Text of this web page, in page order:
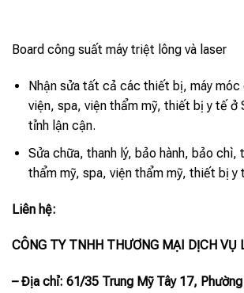
Board công suất máy triệt lông và laser
Nhận sửa tất cả các thiết bị, máy móc
viện, spa, viện thẩm mỹ, thiết bị y tế ở
tỉnh lận cận.
Sửa chữa, thanh lý, bảo hành, bảo chì,
thẩm mỹ, spa, viện thẩm mỹ, thiết bị
Liên hệ:
CÔNG TY TNHH THƯƠNG MẠI DỊCH VỤ
– Địa chỉ: 61/35 Trung Mỹ Tây 17,